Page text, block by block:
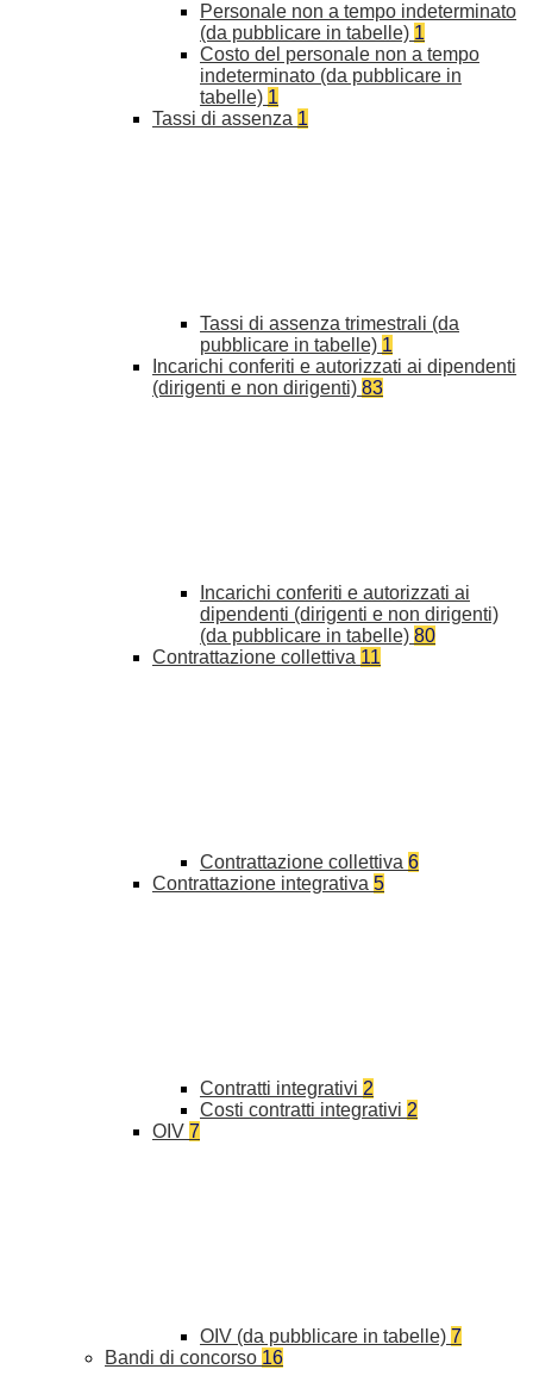
Personale non a tempo indeterminato
(da pubblicare in tabelle) 1
Costo del personale non a tempo
indeterminato (da pubblicare in
tabelle) 1
Tassi di assenza 1
Tassi di assenza trimestrali (da
pubblicare in tabelle) 1
Incarichi conferiti e autorizzati ai dipendenti
(dirigenti e non dirigenti) 83
Incarichi conferiti e autorizzati ai
dipendenti (dirigenti e non dirigenti)
(da pubblicare in tabelle) 80
Contrattazione collettiva 11
Contrattazione collettiva 6
Contrattazione integrativa 5
Contratti integrativi 2
Costi contratti integrativi 2
OIV 7
OIV (da pubblicare in tabelle) 7
Bandi di concorso 16